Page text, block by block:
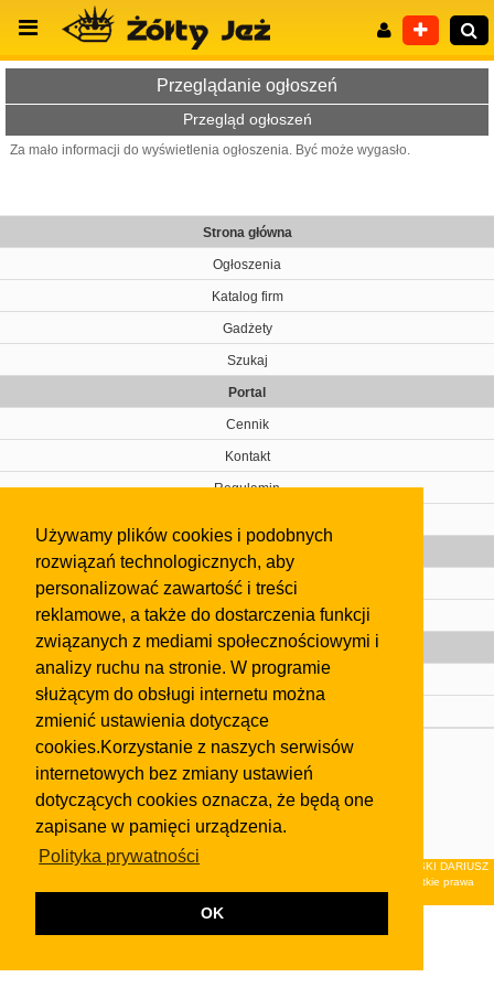
Używamy plików cookies i podobnych
rozwiązań technologicznych, aby
personalizować zawartość i treści
reklamowe, a także do dostarczenia funkcji
związanych z mediami społecznościowymi i
analizy ruchu na stronie. W programie
służącym do obsługi internetu można
zmienić ustawienia dotyczące
cookies.Korzystanie z naszych serwisów
internetowych bez zmiany ustawień
dotyczących cookies oznacza, że będą one
zapisane w pamięci urządzenia.
Polityka prywatności
OK
Przeglądanie ogłoszeń
Przegląd ogłoszeń
Za mało informacji do wyświetlenia ogłoszenia. Być może wygasło.
Strona główna
Ogłoszenia
Katalog firm
Gadżety
Szukaj
Portal
Cennik
Kontakt
Regulamin
Gazeta
Olkusz
Kontakt
Strefa dla biznesu
Biura nieruchomości
Dealerzy i autokomisy
Skontaktuj się z nami
regulaminuiPolityki Prywatności.
Klauzula FB
© 2026Wydawnictwo NEON sp. z o.o. (dawniej: FIRMA NEON MAREK KLUCZEWSKI DARIUSZ
KRAWCZYK s.c.) z siedzibą w Olkuszu, ul.Żuradzka 15, 32-300 Olkusz . Wszystkie prawa